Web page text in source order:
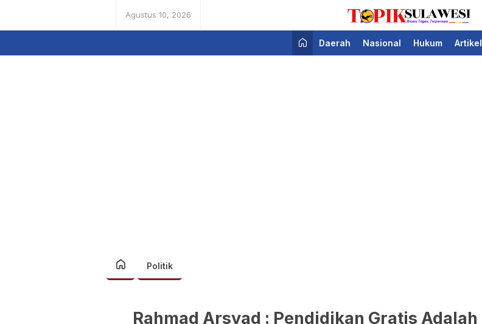
Agustus 10, 2026
Topik Sulawesi
Bicara Tegas Terpercaya
Daerah Nasional Hukum Artikel
Politik
Rahmad Arsyad : Pendidikan Gratis Adalah